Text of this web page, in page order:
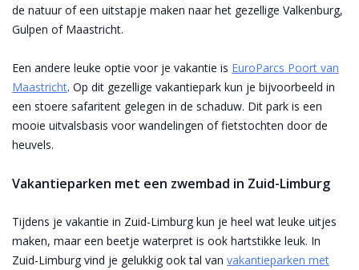
de natuur of een uitstapje maken naar het gezellige Valkenburg,
Gulpen of Maastricht.
Een andere leuke optie voor je vakantie is EuroParcs Poort van
Maastricht. Op dit gezellige vakantiepark kun je bijvoorbeeld in
een stoere safaritent gelegen in de schaduw. Dit park is een
mooie uitvalsbasis voor wandelingen of fietstochten door de
heuvels.
Vakantieparken met een zwembad in Zuid-Limburg
Tijdens je vakantie in Zuid-Limburg kun je heel wat leuke uitjes
maken, maar een beetje waterpret is ook hartstikke leuk. In
Zuid-Limburg vind je gelukkig ook tal van vakantieparken met